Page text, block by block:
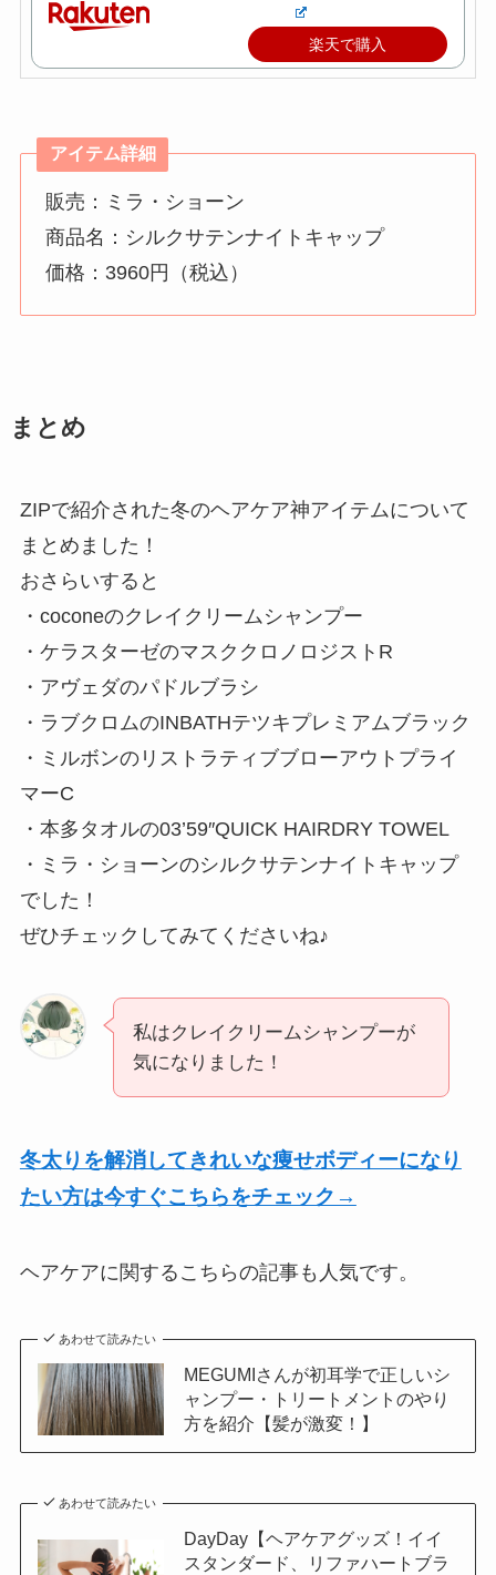
楽天で購入
アイテム詳細
販売：ミラ・ショーン
商品名：シルクサテンナイトキャップ
価格：3960円（税込）
まとめ
ZIPで紹介された冬のヘアケア神アイテムについて
まとめました！
おさらいすると
・coconeのクレイクリームシャンプー
・ケラスターゼのマスククロノロジストR
・アヴェダのパドルブラシ
・ラブクロムのINBATHテツキプレミアムブラック
・ミルボンのリストラティブブローアウトプライ
マーC
・本多タオルの03’59″QUICK HAIRDRY TOWEL
・ミラ・ショーンのシルクサテンナイトキャップ
でした！
ぜひチェックしてみてくださいね♪
私はクレイクリームシャンプーが
気になりました！
冬太りを解消してきれいな痩せボディーになり
たい方は今すぐこちらをチェック→
ヘアケアに関するこちらの記事も人気です。
あわせて読みたい
MEGUMIさんが初耳学で正しいシ
ャンプー・トリートメントのやり
方を紹介【髪が激変！】
あわせて読みたい
DayDay【ヘアケアグッズ！イイ
スタンダード、リファハートブラ